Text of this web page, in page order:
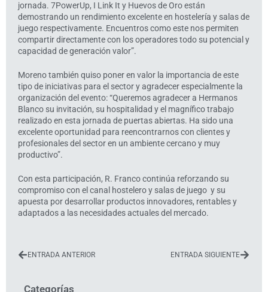
jornada. 7PowerUp, I Link It y Huevos de Oro están
demostrando un rendimiento excelente en hostelería y salas de
juego respectivamente. Encuentros como este nos permiten
compartir directamente con los operadores todo su potencial y
capacidad de generación valor”.
Moreno también quiso poner en valor la importancia de este
tipo de iniciativas para el sector y agradecer especialmente la
organización del evento: “Queremos agradecer a Hermanos
Blanco su invitación, su hospitalidad y el magnífico trabajo
realizado en esta jornada de puertas abiertas. Ha sido una
excelente oportunidad para reencontrarnos con clientes y
profesionales del sector en un ambiente cercano y muy
productivo”.
Con esta participación, R. Franco continúa reforzando su
compromiso con el canal hostelero y salas de juego y su
apuesta por desarrollar productos innovadores, rentables y
adaptados a las necesidades actuales del mercado.
ENTRADA ANTERIOR ENTRADA SIGUIENTE
Categorías